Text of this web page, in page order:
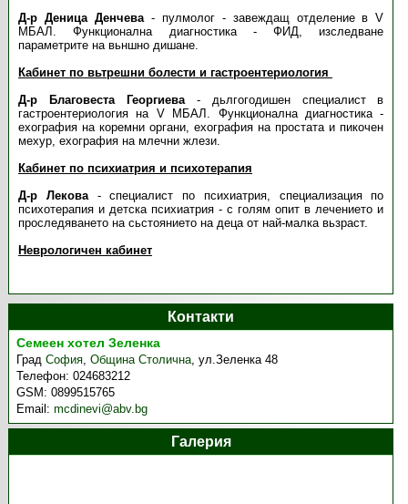
Д-р Деница Денчева- пулмолог - завеждащ отделение в V
МБАЛ. Функционална диагностика - ФИД, изследване
параметрите на вьншно дишане.
Кабинет по вьтрешни болести и гастроентериология
Д-р Благовеста Георгиева- дьлгогодишен специалист в
гастроентериология на V МБАЛ. Функционална диагностика -
ехография на коремни органи, ехография на простата и пикочен
мехур, ехография на млечни жлези.
Кабинет по психиатрия и психотерапия
Д-р Лекова- специалист по психиатрия, специализация по
психотерапия и детска психиатрия - с голям опит в лечението и
проследяването на сьстоянието на деца от най-малка вьзраст.
Неврологичен кабинет
Контакти
Семеен хотел Зеленка
ГрадСофия,Община Столична,ул.Зеленка 48
Телефон:024683212
GSM:0899515765
Email:mcdinevi@abv.bg
Галерия